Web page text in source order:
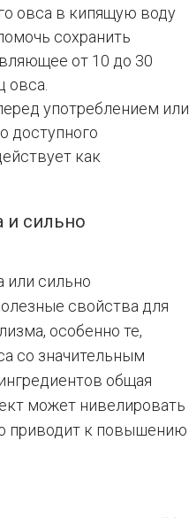
овса в кипящую воду
сохранить
от 10 до 30
овса.
употреблением или
доступного
как
и сильно
или сильно
свойства для
особенно те,
со значительным
общая
может нивелировать
приводит к повышению